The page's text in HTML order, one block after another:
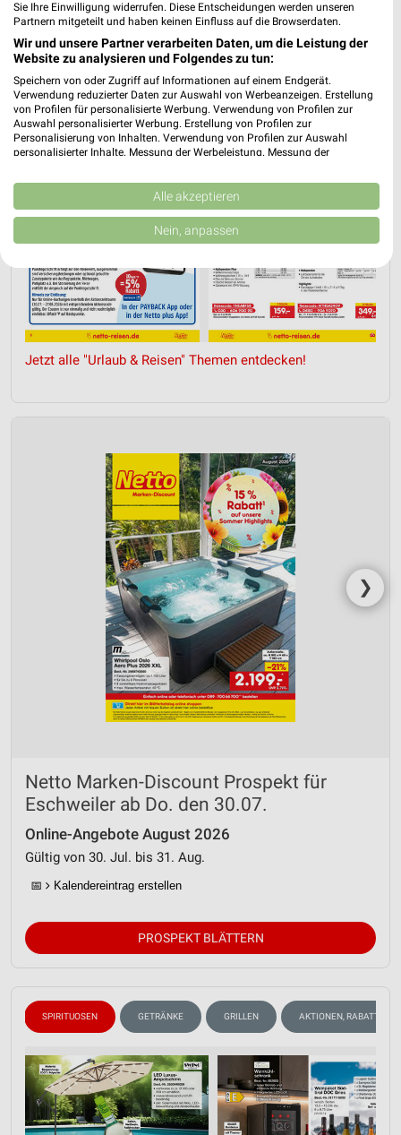
URLAUB & REISEN
Jetzt alle "Urlaub & Reisen" Themen entdecken!
❯
Netto Marken-Discount Prospekt für
Eschweiler ab Do. den 30.07.
Online-Angebote August 2026
Gültig von 30. Jul. bis 31. Aug.
📅 Kalendereintrag erstellen
PROSPEKT BLÄTTERN
SPIRITUOSEN GETRÄNKE GRILLEN AKTIONEN, RABATTE &
Sie Ihre Einwilligung widerrufen. Diese Entscheidungen werden unseren
Partnern mitgeteilt und haben keinen Einfluss auf die Browserdaten.
Wir und unsere Partner verarbeiten Daten, um die Leistung der
Website zu analysieren und Folgendes zu tun:
Speichern von oder Zugriff auf Informationen auf einem Endgerät.
Verwendung reduzierter Daten zur Auswahl von Werbeanzeigen. Erstellung
von Profilen für personalisierte Werbung. Verwendung von Profilen zur
Auswahl personalisierter Werbung. Erstellung von Profilen zur
Personalisierung von Inhalten. Verwendung von Profilen zur Auswahl
personalisierter Inhalte. Messung der Werbeleistung. Messung der
Kombinationen von Daten aus verschiedenen Quellen. Entwicklung und
Verbesserung der Angebote. Verwendung reduzierter Daten zur Auswahl
von Inhalten.
Daten können außerhalb der Europäischen Union weitergegeben und in die
USA gesendet werden.
Website/App.
Partnerliste anzeigen (1 IAB-Anbieter)
Wir nutzen Ihre Daten für folgende Zwecke:
IAB-Verarbeitungszwecke:
Speichern von oder Zugriff auf Informationen
Erstellung von Profilen für personalisierte
Verwendung von Profilen zur Auswahl
personalisierter Werbung
Erstellung von Profilen zur Personalisierung
Verwendung von Profilen zur Auswahl
personalisierter Inhalte
Messung der Werbeleistung
Messung der Performance von Inhalten
Quellen
Verwendung reduzierter Daten zur Auswahl von
Verwendung genauer Standortdaten
Nicht-IAB-Verarbeitungszwecke:
Performance
Funktional
Alle akzeptieren
Nein, anpassen